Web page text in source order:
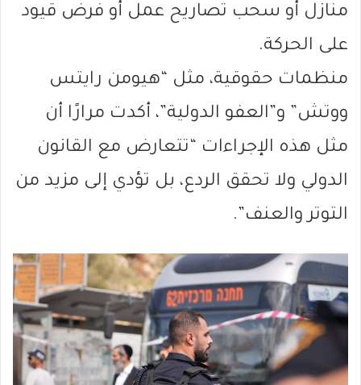
منازل أو سحب تصاريح عمل أو فرض قيود
على الحركة.
منظمات حقوقية، مثل “هيومن رايتس
ووتش” و”العفو الدولية”، أكدت مرارًا أن
مثل هذه الإجراءات “تتعارض مع القانون
الدولي ولا تحقق الردع، بل تؤدي إلى مزيد من
التوتر والعنف”.